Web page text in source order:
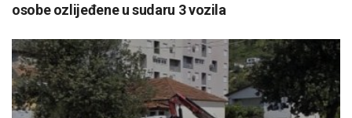
osobe ozlijeđene u sudaru 3 vozila